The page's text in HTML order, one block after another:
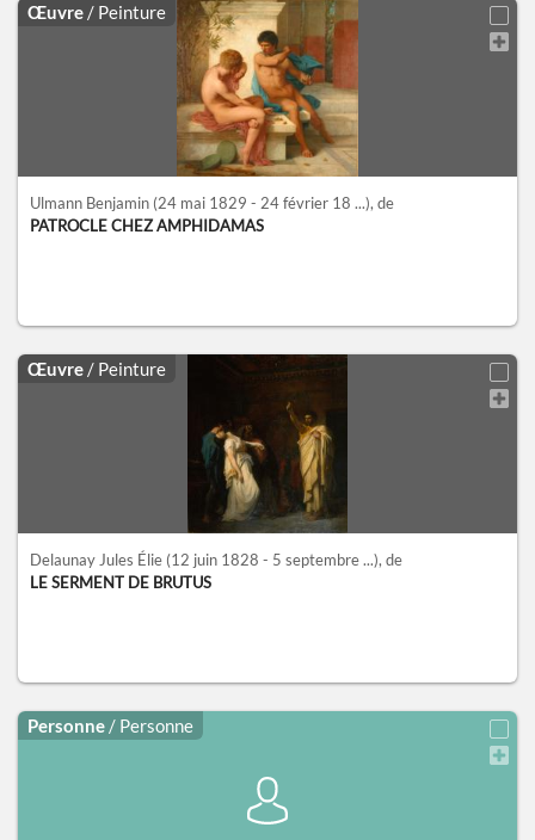
Œuvre / Peinture
Ulmann Benjamin (24 mai 1829 - 24 février 18 ...), de
PATROCLE CHEZ AMPHIDAMAS
Œuvre / Peinture
Delaunay Jules Élie (12 juin 1828 - 5 septembre ...), de
LE SERMENT DE BRUTUS
Personne / Personne